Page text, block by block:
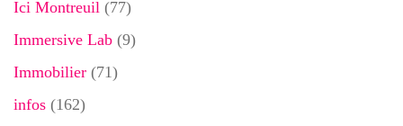
Ici Montreuil (77)
Immersive Lab (9)
Immobilier (71)
infos (162)